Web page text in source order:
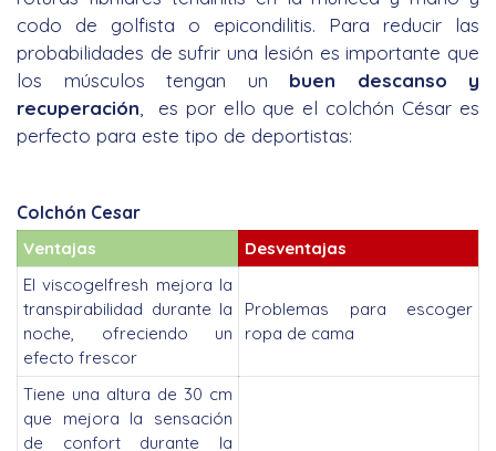
codo de golfista o epicondilitis. Para reducir las
probabilidades de sufrir una lesión es importante que
los músculos tengan un buen descanso y
recuperación, es por ello que el colchón César es
perfecto para este tipo de deportistas:
Colchón Cesar
Ventajas
Desventajas
El viscogelfresh mejora la
transpirabilidad durante la
noche, ofreciendo un
efecto frescor
Problemas para escoger
ropa de cama
Tiene una altura de 30 cm
que mejora la sensación
de confort durante la